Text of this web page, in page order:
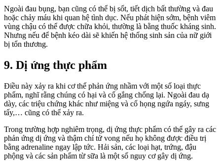
Ngoài đau bụng, bạn cũng có thể bị sốt, tiết dịch bất thường và đau
hoặc chảy máu khi quan hệ tình dục. Nếu phát hiện sớm, bệnh viêm
vùng chậu có thể được chữa khỏi, thường là bằng thuốc kháng sinh.
Nhưng nếu để bệnh kéo dài sẽ khiến hệ thống sinh sản của nữ giới
bị tổn thương.
9. Dị ứng thực phẩm
Điều này xảy ra khi cơ thể phản ứng nhầm với một số loại thực
phẩm, nghĩ rằng chúng có hại và cố gắng chống lại. Ngoài đau dạ
dày, các triệu chứng khác như miệng và cổ họng ngứa ngáy, sưng
tấy,… cũng có thể xảy ra.
Trong trường hợp nghiêm trọng, dị ứng thực phẩm có thể gây ra các
phản ứng dị ứng và thậm chí tử vong nếu họ không được điều trị
bằng adrenaline ngay lập tức. Hải sản, các loại hạt, trứng, đậu
phộng và các sản phẩm từ sữa là một số nguy cơ gây dị ứng.